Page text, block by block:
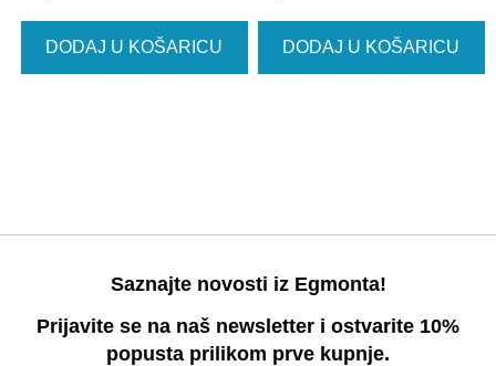
DODAJ U KOŠARICU DODAJ U KOŠARICU
Saznajte novosti iz Egmonta!
Prijavite se na naš newsletter i ostvarite 10%
popusta prilikom prve kupnje.